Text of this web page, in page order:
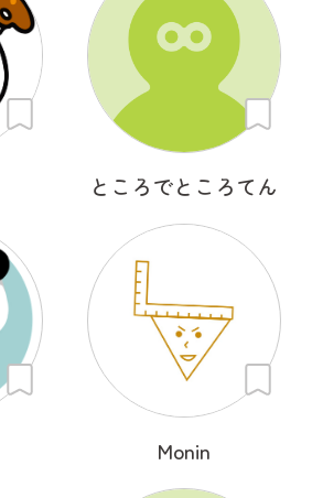
ところでところてん
Monin